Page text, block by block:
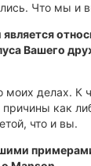
Что мы и
является
Вашего
моих делах. К
как
что и вы.